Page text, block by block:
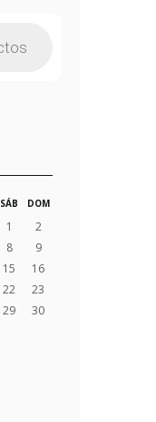
SÁB DOM
1
2
8
9
15
16
22
23
29
30